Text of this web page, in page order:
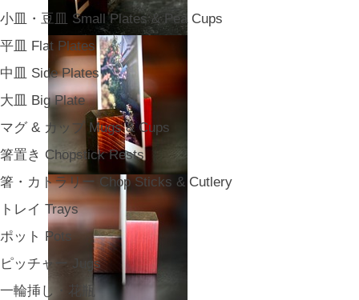
小皿・豆皿 Small Plates & Pea Cups
平皿 Flat Plates
中皿 Side Plates
大皿 Big Plate
マグ & カップ Mugs & Cups
箸置き Chopstick Rests
箸・カトラリー Chop Sticks & Cutlery
トレイ Trays
ポット Pots
ピッチャー Jugs
一輪挿し・花瓶